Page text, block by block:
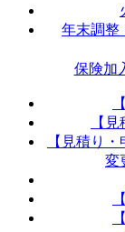
年末調整
保険加
【
【見積り
変